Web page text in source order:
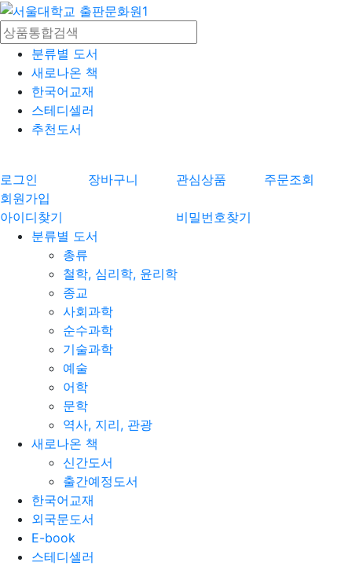
분류별 도서
새로나온 책
한국어교재
스테디셀러
추천도서
로그인 장바구니 관심상품
주문조회
회원가입
아이디찾기
비밀번호찾기
분류별 도서
총류
철학, 심리학, 윤리학
종교
사회과학
순수과학
기술과학
예술
어학
문학
역사, 지리, 관광
새로나온 책
신간도서
출간예정도서
한국어교재
외국문도서
E-book
스테디셀러